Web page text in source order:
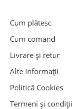
Cum plătesc
Cum comand
Livrare și retur
Alte informații
Politică Cookies
Termeni și condiții